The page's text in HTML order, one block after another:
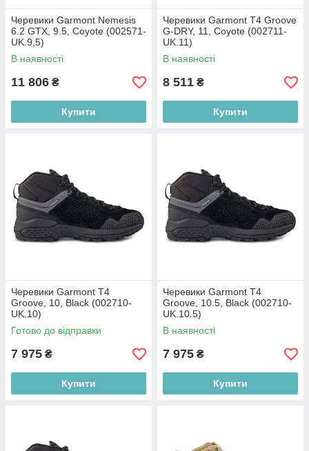
Черевики Garmont Nemesis
6.2 GTX, 9.5, Coyote (002571-
UK.9,5)
В наявності
11 806 ₴
Купити
Черевики Garmont T4 Groove
G-DRY, 11, Coyote (002711-
UK.11)
В наявності
8 511 ₴
Купити
Черевики Garmont T4
Groove, 10, Black (002710-
UK.10)
Готово до відправки
7 975 ₴
Купити
Черевики Garmont T4
Groove, 10.5, Black (002710-
UK.10.5)
В наявності
7 975 ₴
Купити